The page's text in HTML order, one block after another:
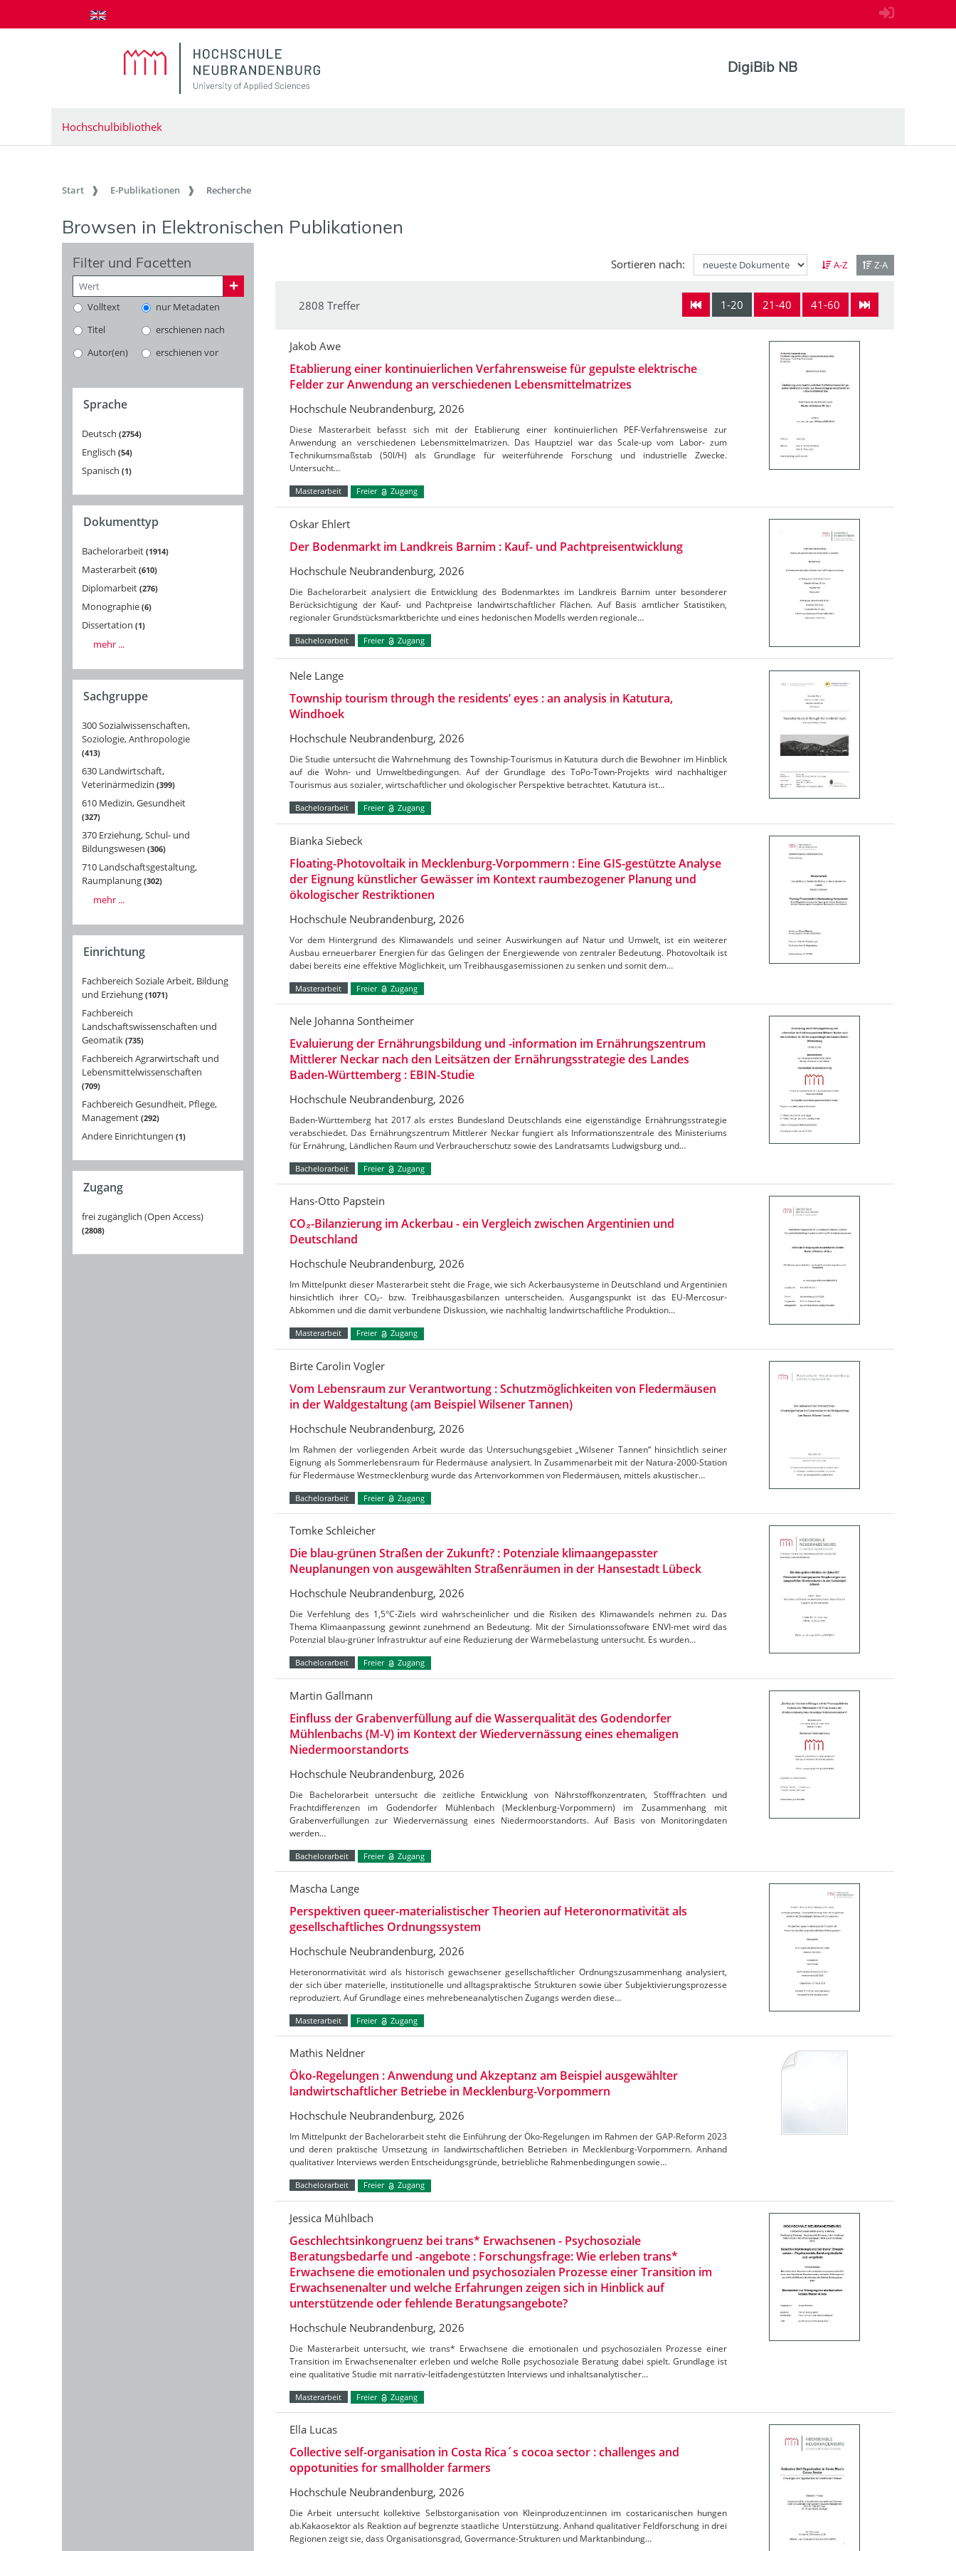
zum Inhalt springen
DigiBib NB
Hochschulbibliothek
Start E-Publikationen Recherche
Browsen in Elektronischen Publikationen
Filter und Facetten
Volltext
nur Metadaten
Titel
erschienen nach
Autor(en)
erschienen vor
Sprache
Deutsch 2754
Englisch 54
Spanisch 1
Dokumenttyp
Bachelorarbeit 1914
Masterarbeit 610
Diplomarbeit 276
Monographie 6
Dissertation 1
mehr ...
Sachgruppe
300 Sozialwissenschaften,
Soziologie, Anthropologie
413
630 Landwirtschaft,
Veterinärmedizin 399
610 Medizin, Gesundheit
327
370 Erziehung, Schul- und
Bildungswesen 306
710 Landschaftsgestaltung,
Raumplanung 302
mehr ...
Einrichtung
Fachbereich Soziale Arbeit, Bildung
und Erziehung 1071
Fachbereich
Landschaftswissenschaften und
Geomatik 735
Fachbereich Agrarwirtschaft und
Lebensmittelwissenschaften
709
Fachbereich Gesundheit, Pflege,
Management 292
Andere Einrichtungen 1
Zugang
frei zugänglich (Open Access)
2808
Sortieren nach: A-Z Z-A
1-20 21-40 41-60
2808 Treffer
Jakob Awe
Etablierung einer kontinuierlichen Verfahrensweise für gepulste elektrische
Felder zur Anwendung an verschiedenen Lebensmittelmatrizes
Hochschule Neubrandenburg, 2026
Diese Masterarbeit befasst sich mit der Etablierung einer kontinuierlichen PEF-Verfahrensweise zur
Anwendung an verschiedenen Lebensmittelmatrizen. Das Hauptziel war das Scale-up vom Labor- zum
Technikumsmaßstab (50l/H) als Grundlage für weiterführende Forschung und industrielle Zwecke.
Untersucht…
Masterarbeit Freier Zugang
Oskar Ehlert
Der Bodenmarkt im Landkreis Barnim : Kauf- und Pachtpreisentwicklung
Hochschule Neubrandenburg, 2026
Die Bachelorarbeit analysiert die Entwicklung des Bodenmarktes im Landkreis Barnim unter besonderer
Berücksichtigung der Kauf- und Pachtpreise landwirtschaftlicher Flächen. Auf Basis amtlicher Statistiken,
regionaler Grundstücksmarktberichte und eines hedonischen Modells werden regionale…
Bachelorarbeit Freier Zugang
Nele Lange
Township tourism through the residents’ eyes : an analysis in Katutura,
Windhoek
Hochschule Neubrandenburg, 2026
Die Studie untersucht die Wahrnehmung des Township-Tourismus in Katutura durch die Bewohner im Hinblick
auf die Wohn- und Umweltbedingungen. Auf der Grundlage des ToPo-Town-Projekts wird nachhaltiger
Tourismus aus sozialer, wirtschaftlicher und ökologischer Perspektive betrachtet. Katutura ist…
Bachelorarbeit Freier Zugang
Bianka Siebeck
Floating-Photovoltaik in Mecklenburg-Vorpommern : Eine GIS-gestützte Analyse
der Eignung künstlicher Gewässer im Kontext raumbezogener Planung und
ökologischer Restriktionen
Hochschule Neubrandenburg, 2026
Vor dem Hintergrund des Klimawandels und seiner Auswirkungen auf Natur und Umwelt, ist ein weiterer
Ausbau erneuerbarer Energien für das Gelingen der Energiewende von zentraler Bedeutung. Photovoltaik ist
dabei bereits eine effektive Möglichkeit, um Treibhausgasemissionen zu senken und somit dem…
Masterarbeit Freier Zugang
Nele Johanna Sontheimer
Evaluierung der Ernährungsbildung und -information im Ernährungszentrum
Mittlerer Neckar nach den Leitsätzen der Ernährungsstrategie des Landes
Baden-Württemberg : EBIN-Studie
Hochschule Neubrandenburg, 2026
Baden-Württemberg hat 2017 als erstes Bundesland Deutschlands eine eigenständige Ernährungsstrategie
verabschiedet. Das Ernährungszentrum Mittlerer Neckar fungiert als Informationszentrale des Ministeriums
für Ernährung, Ländlichen Raum und Verbraucherschutz sowie des Landratsamts Ludwigsburg und…
Bachelorarbeit Freier Zugang
Hans-Otto Papstein
CO₂-Bilanzierung im Ackerbau - ein Vergleich zwischen Argentinien und
Deutschland
Hochschule Neubrandenburg, 2026
Im Mittelpunkt dieser Masterarbeit steht die Frage, wie sich Ackerbausysteme in Deutschland und Argentinien
hinsichtlich ihrer CO₂- bzw. Treibhausgasbilanzen unterscheiden. Ausgangspunkt ist das EU-Mercosur-
Abkommen und die damit verbundene Diskussion, wie nachhaltig landwirtschaftliche Produktion…
Masterarbeit Freier Zugang
Birte Carolin Vogler
Vom Lebensraum zur Verantwortung : Schutzmöglichkeiten von Fledermäusen
in der Waldgestaltung (am Beispiel Wilsener Tannen)
Hochschule Neubrandenburg, 2026
Im Rahmen der vorliegenden Arbeit wurde das Untersuchungsgebiet „Wilsener Tannen“ hinsichtlich seiner
Eignung als Sommerlebensraum für Fledermäuse analysiert. In Zusammenarbeit mit der Natura-2000-Station
für Fledermäuse Westmecklenburg wurde das Artenvorkommen von Fledermäusen, mittels akustischer…
Bachelorarbeit Freier Zugang
Tomke Schleicher
Die blau-grünen Straßen der Zukunft? : Potenziale klimaangepasster
Neuplanungen von ausgewählten Straßenräumen in der Hansestadt Lübeck
Hochschule Neubrandenburg, 2026
Die Verfehlung des 1,5°C-Ziels wird wahrscheinlicher und die Risiken des Klimawandels nehmen zu. Das
Thema Klimaanpassung gewinnt zunehmend an Bedeutung. Mit der Simulationssoftware ENVI-met wird das
Potenzial blau-grüner Infrastruktur auf eine Reduzierung der Wärmebelastung untersucht. Es wurden…
Bachelorarbeit Freier Zugang
Martin Gallmann
Einfluss der Grabenverfüllung auf die Wasserqualität des Godendorfer
Mühlenbachs (M-V) im Kontext der Wiedervernässung eines ehemaligen
Niedermoorstandorts
Hochschule Neubrandenburg, 2026
Die Bachelorarbeit untersucht die zeitliche Entwicklung von Nährstoffkonzentraten, Stofffrachten und
Frachtdifferenzen im Godendorfer Mühlenbach (Mecklenburg-Vorpommern) im Zusammenhang mit
Grabenverfüllungen zur Wiedervernässung eines Niedermoorstandorts. Auf Basis von Monitoringdaten
werden…
Bachelorarbeit Freier Zugang
Mascha Lange
Perspektiven queer-materialistischer Theorien auf Heteronormativität als
gesellschaftliches Ordnungssystem
Hochschule Neubrandenburg, 2026
Heteronormativität wird als historisch gewachsener gesellschaftlicher Ordnungszusammenhang analysiert,
der sich über materielle, institutionelle und alltagspraktische Strukturen sowie über Subjektivierungsprozesse
reproduziert. Auf Grundlage eines mehrebeneanalytischen Zugangs werden diese…
Masterarbeit Freier Zugang
Mathis Neldner
Öko-Regelungen : Anwendung und Akzeptanz am Beispiel ausgewählter
landwirtschaftlicher Betriebe in Mecklenburg-Vorpommern
Hochschule Neubrandenburg, 2026
Im Mittelpunkt der Bachelorarbeit steht die Einführung der Öko-Regelungen im Rahmen der GAP-Reform 2023
und deren praktische Umsetzung in landwirtschaftlichen Betrieben in Mecklenburg-Vorpommern. Anhand
qualitativer Interviews werden Entscheidungsgründe, betriebliche Rahmenbedingungen sowie…
Bachelorarbeit Freier Zugang
Jessica Mühlbach
Geschlechtsinkongruenz bei trans* Erwachsenen - Psychosoziale
Beratungsbedarfe und -angebote : Forschungsfrage: Wie erleben trans*
Erwachsene die emotionalen und psychosozialen Prozesse einer Transition im
Erwachsenenalter und welche Erfahrungen zeigen sich in Hinblick auf
unterstützende oder fehlende Beratungsangebote?
Hochschule Neubrandenburg, 2026
Die Masterarbeit untersucht, wie trans* Erwachsene die emotionalen und psychosozialen Prozesse einer
Transition im Erwachsenenalter erleben und welche Rolle psychosoziale Beratung dabei spielt. Grundlage ist
eine qualitative Studie mit narrativ-leitfadengestützten Interviews und inhaltsanalytischer…
Masterarbeit Freier Zugang
Ella Lucas
Collective self-organisation in Costa Rica´s cocoa sector : challenges and
oppotunities for smallholder farmers
Hochschule Neubrandenburg, 2026
Die Arbeit untersucht kollektive Selbstorganisation von Kleinproduzent:innen im costaricanischen hungen
ab.Kakaosektor als Reaktion auf begrenzte staatliche Unterstützung. Anhand qualitativer Feldforschung in drei
Regionen zeigt sie, dass Organisationsgrad, Govermance-Strukturen und Marktanbindung…